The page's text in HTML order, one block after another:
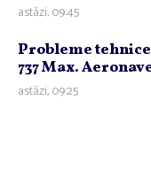
astăzi, 09:45
Probleme
737 Max.
astăzi, 09:25